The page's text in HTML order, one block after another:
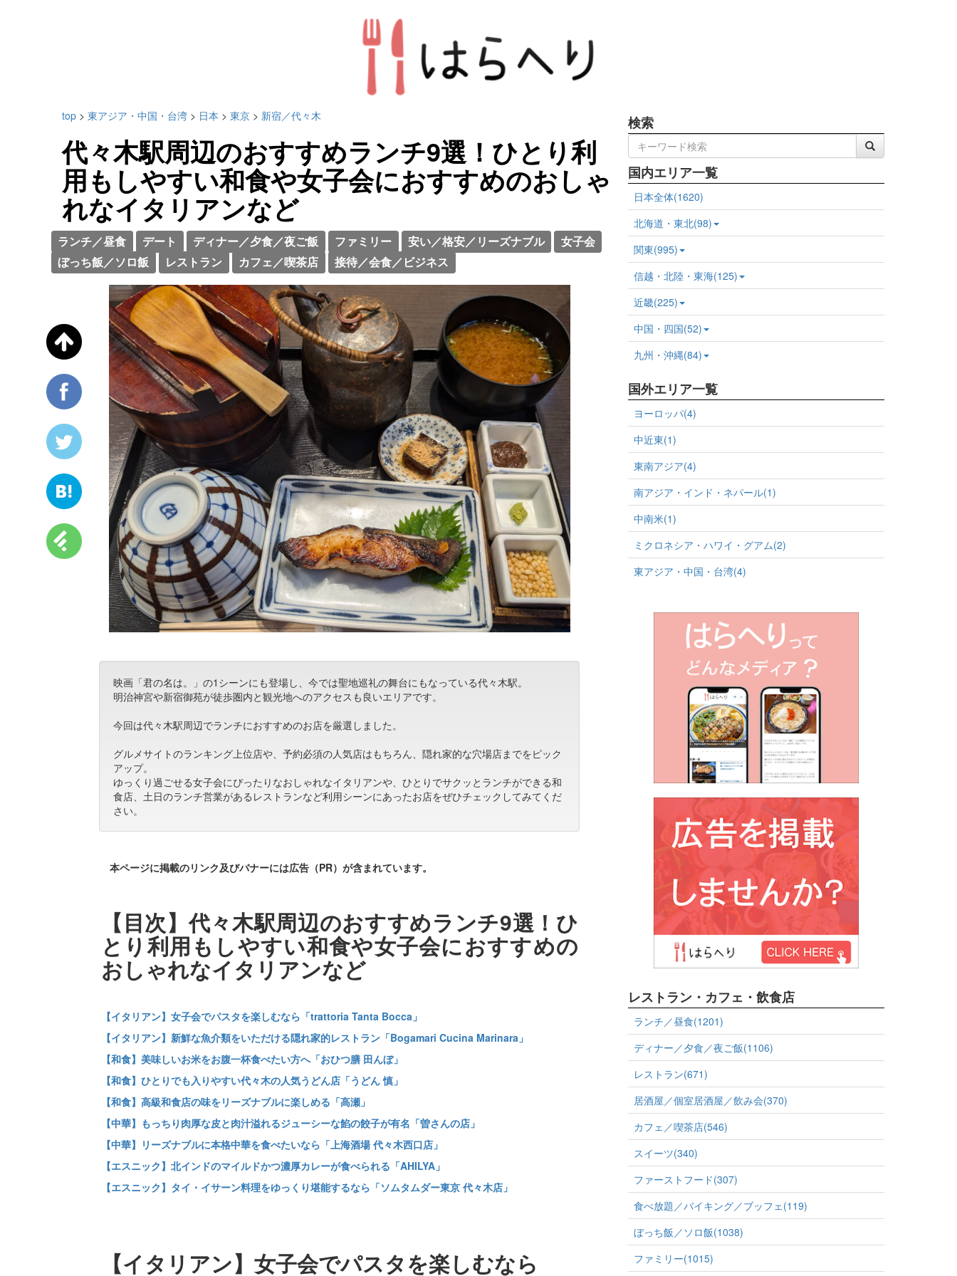
top > 東アジア・中国・台湾 > 日本 > 東京 > 新宿／代々木
代々木駅周辺のおすすめランチ9選！ひとり利
用もしやすい和食や女子会におすすめのおしゃ
れなイタリアンなど
ランチ／昼食 デート ディナー／夕食／夜ご飯 ファミリー 安い／格安／リーズナブル
女子会
ぼっち飯／ソロ飯
レストラン カフェ／喫茶店 接待／会食／ビジネス
映画「君の名は。」の1シーンにも登場し、今では聖地巡礼の舞台にもなっている代々木駅。
明治神宮や新宿御苑が徒歩圏内と観光地へのアクセスも良いエリアです。
今回は代々木駅周辺でランチにおすすめのお店を厳選しました。
グルメサイトのランキング上位店や、予約必須の人気店はもちろん、隠れ家的な穴場店までをピック
アップ。
ゆっくり過ごせる女子会にぴったりなおしゃれなイタリアンや、ひとりでサクッとランチができる和
食店、土日のランチ営業があるレストランなど利用シーンにあったお店をぜひチェックしてみてくだ
さい。
本ページに掲載のリンク及びバナーには広告（PR）が含まれています。
【目次】代々木駅周辺のおすすめランチ9選！ひ
とり利用もしやすい和食や女子会におすすめの
おしゃれなイタリアンなど
【イタリアン】女子会でパスタを楽しむなら「trattoria Tanta Bocca」
【イタリアン】新鮮な魚介類をいただける隠れ家的レストラン「Bogamari Cucina Marinara」
【和食】美味しいお米をお腹一杯食べたい方へ「おひつ膳 田んぼ」
【和食】ひとりでも入りやすい代々木の人気うどん店「うどん 慎」
【和食】高級和食店の味をリーズナブルに楽しめる「高瀬」
【中華】もっちり肉厚な皮と肉汁溢れるジューシーな餡の餃子が有名「曽さんの店」
【中華】リーズナブルに本格中華を食べたいなら「上海酒場 代々木西口店」
【エスニック】北インドのマイルドかつ濃厚カレーが食べられる「AHILYA」
【エスニック】タイ・イサーン料理をゆっくり堪能するなら「ソムタムダー東京 代々木店」
【イタリアン】女子会でパスタを楽しむなら
検索
国内エリア一覧
日本全体(1620)
北海道・東北(98)
関東(995)
信越・北陸・東海(125)
近畿(225)
中国・四国(52)
九州・沖縄(84)
国外エリア一覧
ヨーロッパ(4)
中近東(1)
東南アジア(4)
南アジア・インド・ネパール(1)
中南米(1)
ミクロネシア・ハワイ・グアム(2)
東アジア・中国・台湾(4)
レストラン・カフェ・飲食店
ランチ／昼食(1201)
ディナー／夕食／夜ご飯(1106)
レストラン(671)
居酒屋／個室居酒屋／飲み会(370)
カフェ／喫茶店(546)
スイーツ(340)
ファーストフード(307)
食べ放題／バイキング／ブッフェ(119)
ぼっち飯／ソロ飯(1038)
ファミリー(1015)